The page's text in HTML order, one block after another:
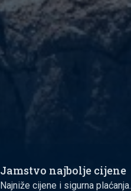
Jamstvo najbolje cijene
Najniže cijene i sigurna plaćanja.